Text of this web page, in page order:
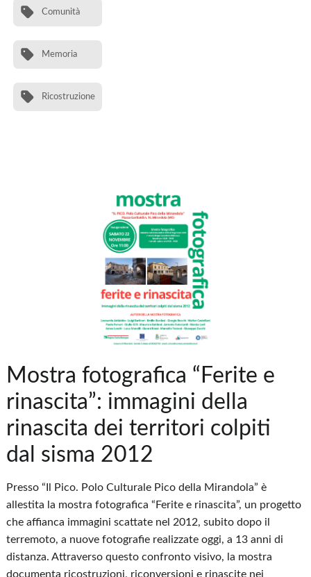
Comunità
Memoria
Ricostruzione
Mostra fotografica “Ferite e
rinascita”: immagini della
rinascita dei territori colpiti
dal sisma 2012
Presso “Il Pico. Polo Culturale Pico della Mirandola” è
allestita la mostra fotografica “Ferite e rinascita”, un progetto
che affianca immagini scattate nel 2012, subito dopo il
terremoto, a nuove fotografie realizzate oggi, a 13 anni di
distanza. Attraverso questo confronto visivo, la mostra
documenta ricostruzioni, riconversioni e rinascite nei